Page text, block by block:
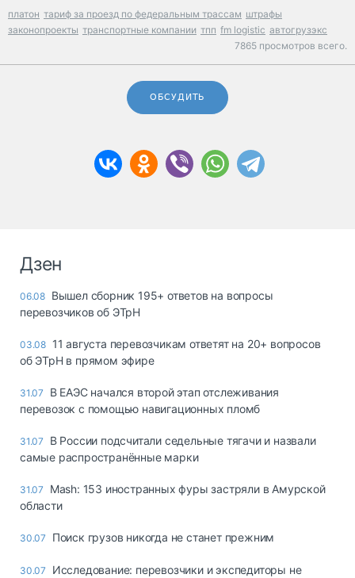
платон тариф за проезд по федеральным трассам штрафы
законопроекты транспортные компании тпп fm logistic автогрузэкс
7865 просмотров всего.
ОБСУДИТЬ
Дзен
06.08 Вышел сборник 195+ ответов на вопросы
перевозчиков об ЭТрН
03.08 11 августа перевозчикам ответят на 20+ вопросов
об ЭТрН в прямом эфире
31.07
В ЕАЭС начался второй этап отслеживания
перевозок с помощью навигационных пломб
31.07
В России подсчитали седельные тягачи и назвали
самые распространённые марки
31.07
Mash: 153 иностранных фуры застряли в Амурской
области
30.07 Поиск грузов никогда не станет прежним
30.07
Исследование: перевозчики и экспедиторы не